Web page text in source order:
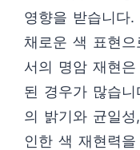
영향을 받습니다
채로운 색 표현
서의 명암 재현
된 경우가 많습
의 밝기와 균일
인한 색 재현력